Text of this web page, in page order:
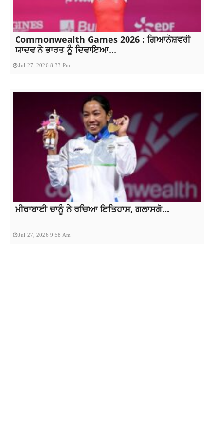
Commonwealth Games 2026 : ਗਿਆਨੇਸ਼ਵਰੀ
ਯਾਦਵ ਨੇ ਭਾਰਤ ਨੂੰ ਦਿਵਾਇਆ...
Jul 27, 2026 8:33 Pm
ਮੀਰਾਬਾਈ ਚਾਨੂੰ ਨੇ ਰਚਿਆ ਇਤਿਹਾਸ, ਗਲਾਸਗੋ...
Jul 27, 2026 9:58 Am